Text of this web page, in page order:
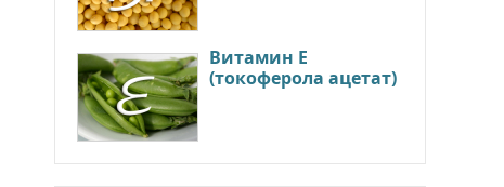
Витамин Е
(токоферола ацетат)